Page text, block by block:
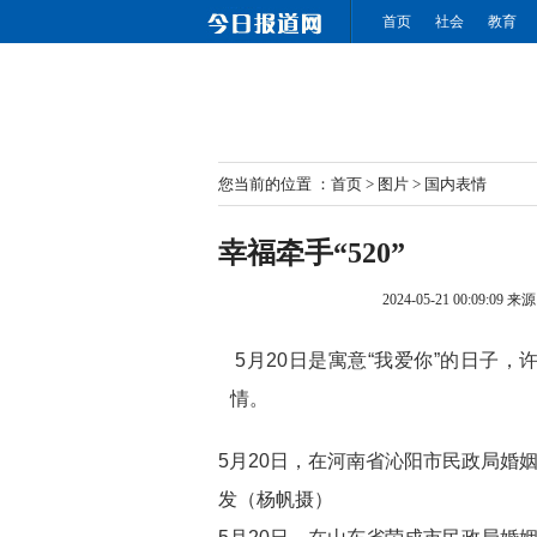
首页 社会 教育
您当前的位置 ： 首页 > 图片 > 国内表情
幸福牵手“520”
2024-05-21 00:09:09 来
5月20日是寓意“我爱你”的日子，
情。
5月20日，在河南省沁阳市民政局婚
发（杨帆摄）